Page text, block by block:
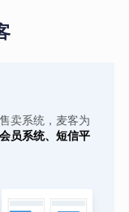
卖系统，麦客为
员系统、短信平